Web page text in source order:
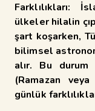
Farklılıkları:
ülkeler hilalin
şart koşarken,
bilimsel
alır. Bu durum
(Ramazan
günlük